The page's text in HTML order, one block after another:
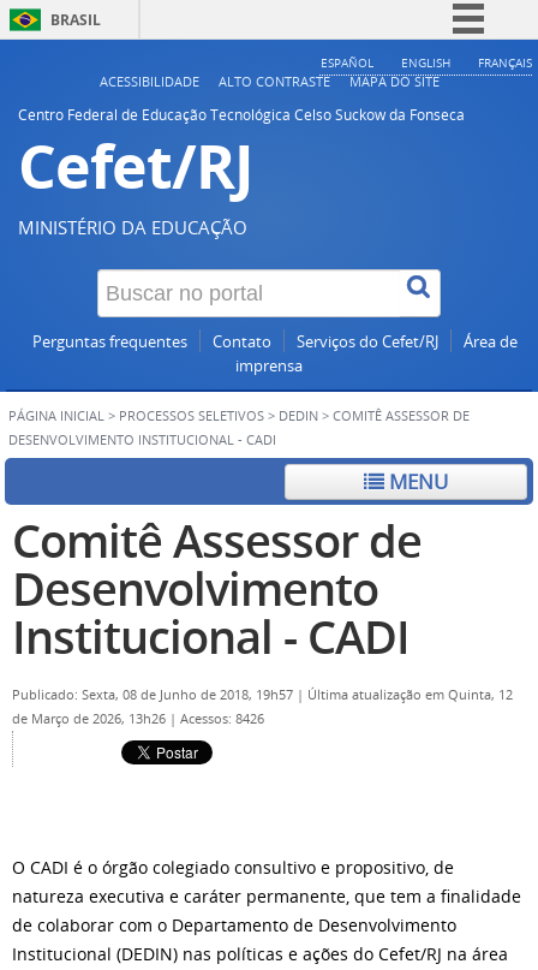
BRASIL
Simplifique!
ESPAÑOL ENGLISH FRANÇAIS
ACESSIBILIDADE ALTO CONTRASTE
MAPA DO SITE
Centro Federal de Educação Tecnológica Celso Suckow da Fonseca
Cefet/RJ
MINISTÉRIO DA EDUCAÇÃO
Perguntas frequentes Contato Serviços do Cefet/RJ
Área de
imprensa
PÁGINA INICIAL > PROCESSOS SELETIVOS > DEDIN > COMITÊ ASSESSOR DE
DESENVOLVIMENTO INSTITUCIONAL - CADI
MENU
Comitê Assessor de
Desenvolvimento
Institucional - CADI
Publicado: Sexta, 08 de Junho de 2018, 19h57 | Última atualização em Quinta, 12
de Março de 2026, 13h26 | Acessos: 8426
O CADI é o órgão colegiado consultivo e propositivo, de
natureza executiva e caráter permanente, que tem a finalidade
de colaborar com o Departamento de Desenvolvimento
Institucional (DEDIN) nas políticas e ações do Cefet/RJ na área